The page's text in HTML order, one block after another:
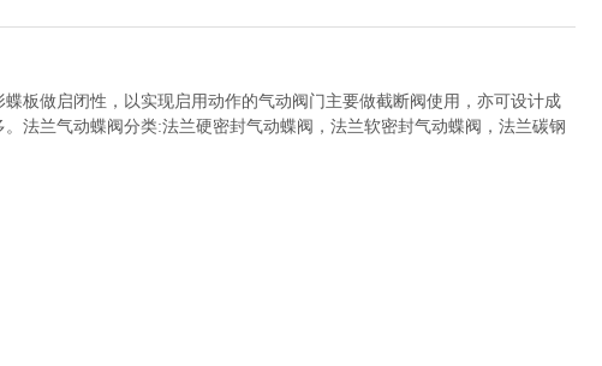
板做启闭性，以实现启用动作的气动阀门主要做截断阀使用，亦可设计成
法兰气动蝶阀分类:法兰硬密封气动蝶阀，法兰软密封气动蝶阀，法兰碳钢